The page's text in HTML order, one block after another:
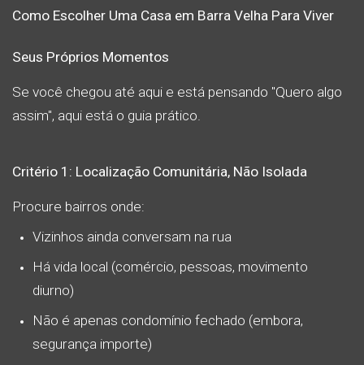
Como Escolher Uma Casa em Barra Velha Para Viver
Seus Próprios Momentos
Se você chegou até aqui e está pensando "Quero algo
assim", aqui está o guia prático.
Critério 1: Localização Comunitária, Não Isolada
Procure bairros onde:
Vizinhos ainda conversam na rua
Há vida local (comércio, pessoas, movimento
diurno)
Não é apenas condomínio fechado (embora,
segurança importe)